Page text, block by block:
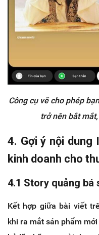
Công cụ vẽ cho phép
trở nên bắt
4. Gợi ý nội
kinh doanh cho
4.1 Story quảng bá
Kết hợp giữa bài viết
khi ra mắt sản phẩm